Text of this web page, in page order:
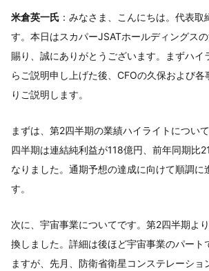
米倉英一氏 ：みなさま、こんにちは。代表
す。本日はスカパーJSATホールディングス
賜り、誠にありがとうございます。まずハイ
らご説明申し上げた後、CFOの久保および各
りご説明します。
まずは、第2四半期の業績ハイライトについ
四半期は連結純利益が118億円、前年同期比
なりました。通期予想の達成に向けて順調に
す。
次に、宇宙事業についてです。第2四半期よ
換しました。詳細は後ほど宇宙事業のパート
ますが、先月、防衛省衛星コンステレーショ